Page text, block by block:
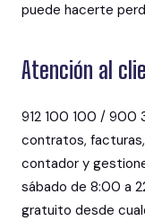
puede hacerte
Atención al
912 100 100 / 900
contratos,
contador y
sábado de 8:00 a
gratuito desde